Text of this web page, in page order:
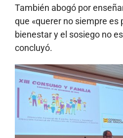
También abogó por
que «querer no siempre es
bienestar y el sosiego no
concluyó.